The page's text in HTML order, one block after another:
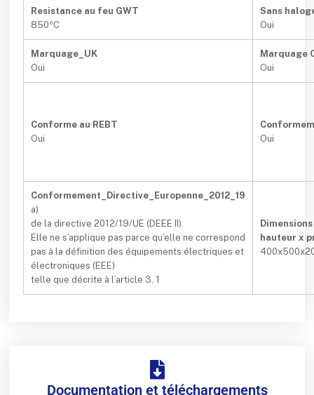
Resistance au feu GWT
850ºC
Sans
Oui
Marquage_UK
Oui
Marquage
Oui
Conforme au REBT
Oui
Oui
Conformement_Directive_Europenne_2012_19
a)
de la directive 2012/19/UE (DEEE II).
Elle ne s’applique pas parce qu’elle ne correspond
pas à la définition des équipements électriques et
électroniques (EEE)
telle que décrite à l’article 3. 1
hauteur x
Documentation et téléchargements